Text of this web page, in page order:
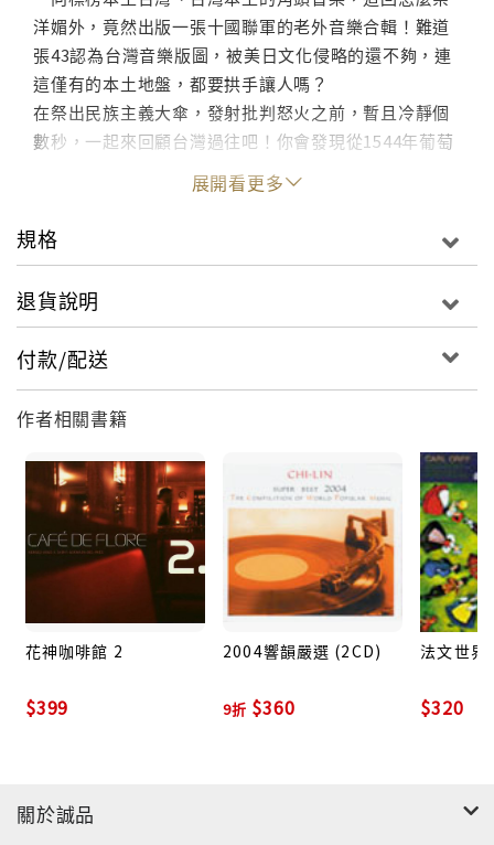
洋媚外，竟然出版一張十國聯軍的老外音樂合輯！難道
張43認為台灣音樂版圖，被美日文化侵略的還不夠，連
這僅有的本土地盤，都要拱手讓人嗎？
在祭出民族主義大傘，發射批判怒火之前，暫且冷靜個
數秒，一起來回顧台灣過往吧！你會發現從1544年葡萄
牙商船行經台灣附近海面，稱台灣島嶼為「福爾摩沙」
的那一刻起，洋人在台灣歷史建構的過程裡，不僅從未
缺席，甚至扮演著重要的角色！
隨著西方資本主義抵台的傳道人如馬雅各、甘為霖、馬
了西方文明；德國人紹達奠定台灣昆蟲研究的基礎；日
資料，成為後世學者研究的經典；長谷川謹介築台灣鐵
對台灣現代化的貢獻，影響深遠！歷史上，比台灣人還
台灣的外國人，可說是不勝枚舉！
當然我們不會忘記，那些至今仍在偏遠地區，守護台灣
人健康的老神父和修女；甚至教英文，賣速食，國際企
業的洋人主管，外籍勞工，外籍新娘或多或少都和我們
生活有過深深淺淺的交集。
什麼是本土精神？台灣文化本就是不斷混血融合的累
積，不是狹隘的血統、國籍所能定義，真摯的情感足以
超越膚色和語言的差異！
我們記錄了外籍音樂人，在台灣的生活感想，迥異的創
■曲目
01 謝謝／Yoyo Thanks／Yoyo 6'08"
展開看更多
規格
退貨說明
付款/配送
作者相關書籍
花神咖啡館 2
$399
2004響韻嚴選 (2CD)
9折 $360
法文世界
$320
關於誠品